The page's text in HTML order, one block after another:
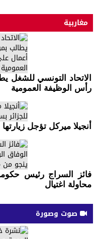
الاتحاد التونسي للشغل
رأس الوظيفة العمومية
أنجيلا ميركل تؤجل
فائز السراج رئيس